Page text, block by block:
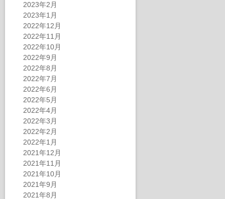
2023年2月
2023年1月
2022年12月
2022年11月
2022年10月
2022年9月
2022年8月
2022年7月
2022年6月
2022年5月
2022年4月
2022年3月
2022年2月
2022年1月
2021年12月
2021年11月
2021年10月
2021年9月
2021年8月